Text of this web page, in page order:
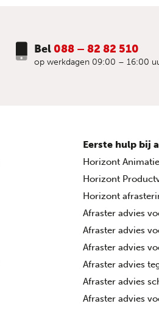
Bel 088 – 82 82 510
op werkdagen 09:00 – 16:00
Eerste hulp bij
Horizont
Horizont
Horizont
Afraster advies
Afraster advies
Afraster advies
Afraster advies
Afraster advies
Afraster advies